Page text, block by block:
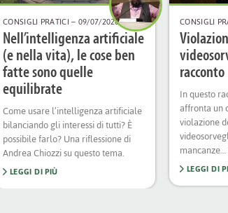
CONSIGLI PRATICI– 09/07/2026
Nell’intelligenza artificiale
(e nella vita), le cose ben
fatte sono quelle
equilibrate
Come usare l’intelligenza artificiale
bilanciando gli interessi di tutti? È
possibile farlo? Una riflessione di
Andrea Chiozzi su questo tema.
LEGGI DI PIÙ
CONSIGLI
racconto
In questo
affronta un
violazione
LEGGI DI